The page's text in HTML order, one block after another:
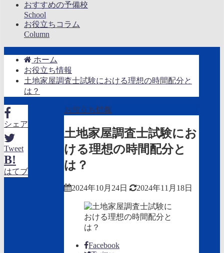
おすすめの予備校
School
お役立ちコラム
Column
ホーム
お役立ち情報
土地家屋調査士試験における理想の時間配分と
は？
シェア
Tweet
B!
はてブ
お役立ち情報
土地家屋調査士試験にお
ける理想の時間配分と
は？
2024年10月24日 2024年11月18日
Facebook